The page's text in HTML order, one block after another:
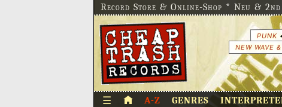
Record Store & Online-Shop * Neu & 2nd
PUNK•
NEW WAVE
☰ A-Z GENRES